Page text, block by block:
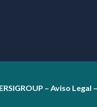
– Aviso Legal –